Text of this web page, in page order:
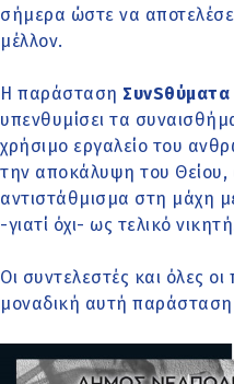
σήμερα ώστε να
μέλλον.
Η παράσταση ΣυνSθύματα
υπενθυμίσει τα
χρήσιμο εργαλείο του
την αποκάλυψη του Θείου,
αντιστάθμισμα στη μάχη
-γιατί όχι- ως τελικό
Οι συντελεστές και όλες
μοναδική αυτή παράσταση